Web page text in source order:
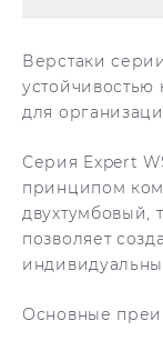
Верстаки
для
Серия Expert
принципом
двухтумбовый,
позволяет
Основные